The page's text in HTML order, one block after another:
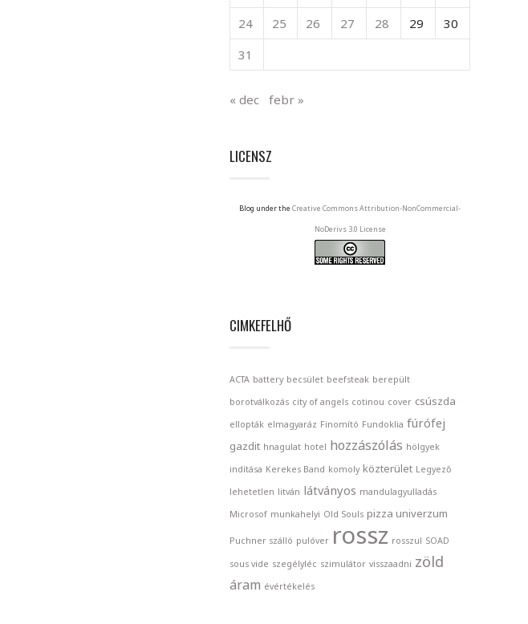
24
25 26 27 28 29
30
31
« dec febr »
LICENSZ
Blog under the Creative Commons Attribution-NonCommercial-
NoDerivs 3.0 License
CIMKEFELHŐ
ACTA battery becsület beefsteak berepült
borotválkozás city of angels cotinou cover csúszda
ellopták elmagyaráz Finomító Fundoklia fúrófej
gazdit hnagulat hotel hozzászólás hölgyek
indítása Kerekes Band komoly közterület Legyező
lehetetlen litván látványos mandulagyulladás
Microsof munkahelyi Old Souls pizza univerzum
Puchner szálló pulóver rossz rosszul SOAD
sous vide szegélyléc szimulátor visszaadni zöld
áram évértékelés